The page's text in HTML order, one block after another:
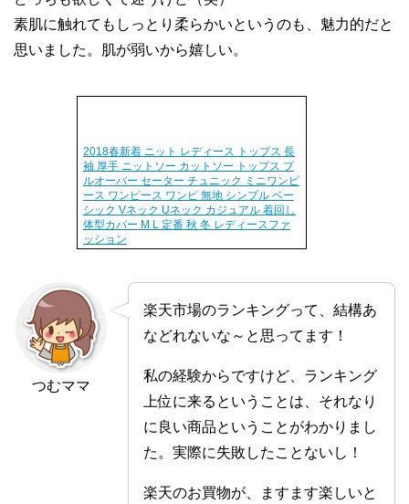
素肌に触れてもしっとり柔らかいというのも、魅力的だと
思いました。肌が弱いから嬉しい。
2018春新着 ニット レディース トップス 長
袖 厚手 ニットソー カットソー トップス プ
ルオーバー セーター チュニック ミニワンピ
ース ワンピース ワンピ 無地 シンプル ベー
シック Vネック Uネック カジュアル 着回し
体型カバー M L 定番 秋 冬 レディースファ
ッション
つむママ
楽天市場のランキングって、結構あ
などれないな～と思ってます！
私の経験からですけど、ランキング
上位に来るということは、それなり
に良い商品ということがわかりまし
た。実際に失敗したことないし！
楽天のお買物が、ますます楽しいと